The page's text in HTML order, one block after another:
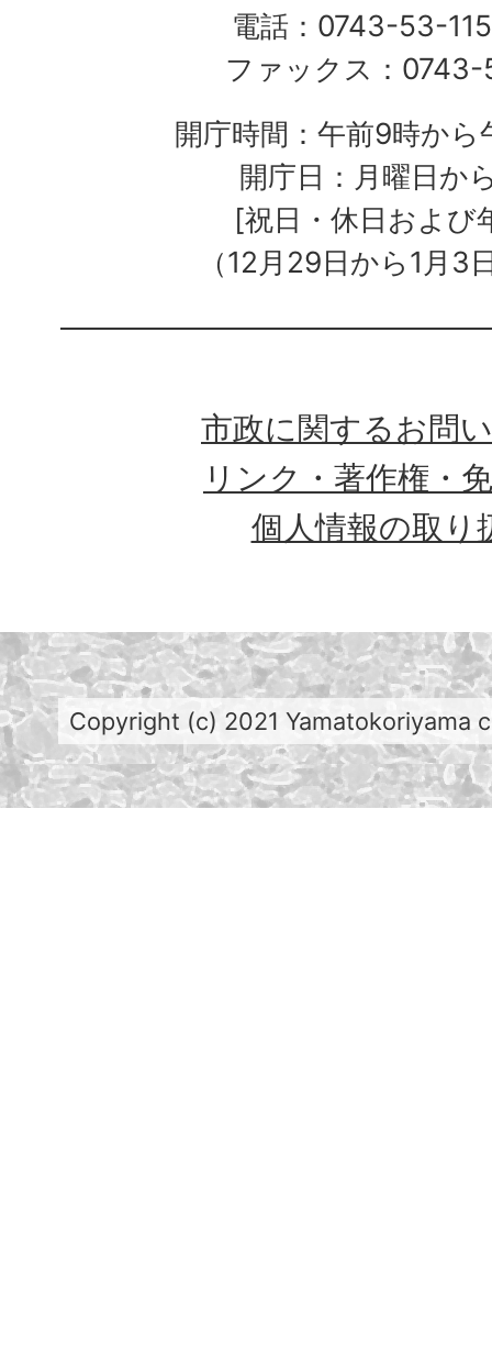
電話：0743-53-
ファックス：
開庁時間：午前9時か
開庁日：月曜日か
[祝日・休日および
（12月29日から1月3
市政に関するお問
リンク・著作権・
個人情報の取り
Copyright (c) 2021 Yamatokoriyama